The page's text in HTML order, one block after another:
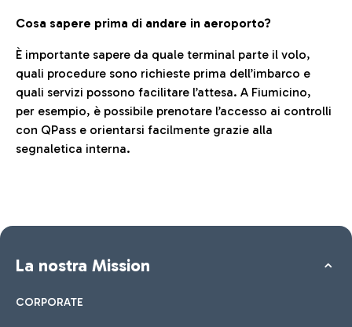
Cosa sapere prima di andare in aeroporto?
È importante sapere da quale terminal parte il volo,
quali procedure sono richieste prima dell’imbarco e
quali servizi possono facilitare l’attesa. A Fiumicino,
per esempio, è possibile prenotare l’accesso ai controlli
con QPass e orientarsi facilmente grazie alla
segnaletica interna.
La nostra Mission
CORPORATE